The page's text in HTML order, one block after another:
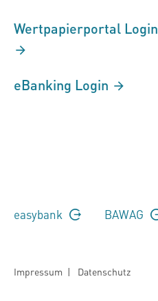
Wertpapierportal Login
eBanking Login
easybank BAWAG
Impressum | Datenschutz